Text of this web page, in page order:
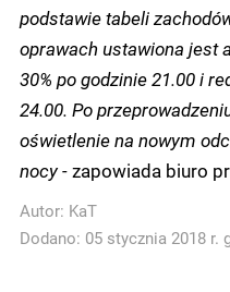
podstawie tabeli
oprawach ustawiona jest
30% po godzinie 21.00 i
24.00. Po
oświetlenie na nowym
nocy -zapowiada biuro
Autor: KaT
Dodano: 05 stycznia 2018 r.